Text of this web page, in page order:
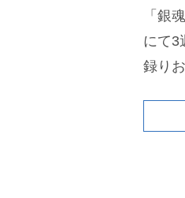
「銀
にて3
録り